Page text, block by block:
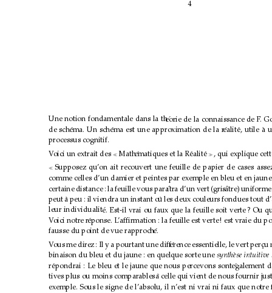
4
Une notion fondamentale dans la th´
eorie de la connaissance de F.
de sch´
ema. Un sch´
ema est une approximation de la r´
ealit´
e, utile `
a
processus cognitif.
Voici un extrait des  Math´
ematiques et la R´ealit´
e , qui explique
Supposez qu’on ait recouvert une feuille de papier de cases
comme celles d’un damier et peintes par exemple en bleu et en
certaine distance : la feuille vous paraˆ
ıtra d’un vert (grisˆ
atre)
peut `
a peu : il viendra un instant o`
u les deux couleurs fondues tout
leur individualit´
e. Est-il vrai ou faux que la feuille soit verte? Ou
Voici notre r´
eponse. L’afﬁrmation : la feuille est verte! est vraie du
fausse du point de vue rapproch´
e.
Vous me direz : Il y a pourtant une diff´
erence essentielle, le vert perc
¸u
binaison du bleu et du jaune : en quelque sorte une synth`
ese intuitive
r´
epondrai : Le bleu et le jaune que nous percevons sont ´
egalement
tives plus ou moins comparables `
a celle qui vient de nous fournir
exemple. Sous le signe de l’absolu, il n’est ni vrai ni faux que